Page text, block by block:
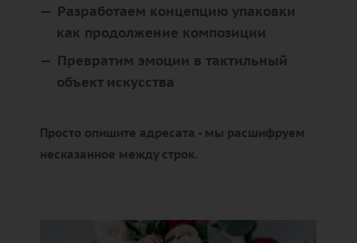
Разработаем концепцию упаковки
как продолжение композиции
Превратим эмоции в тактильный
объект искусства
Просто опишите адресата - мы расшифруем
несказанное между строк.